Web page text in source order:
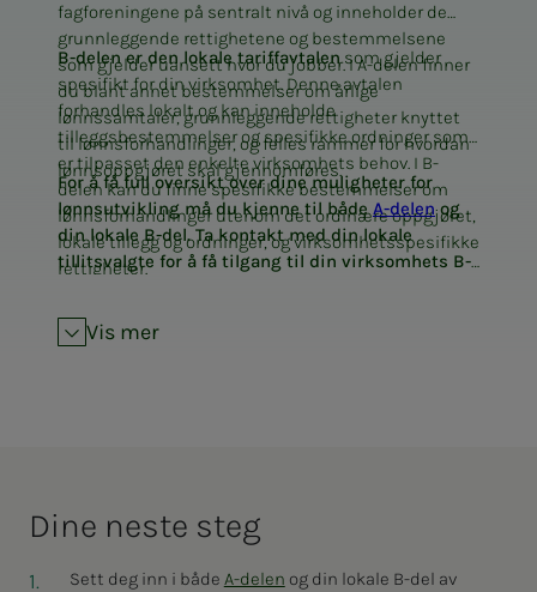
fagforeningene på sentralt nivå og inneholder de
grunnleggende rettighetene og bestemmelsene
som gjelder uansett hvor du jobber. I A-delen finner
du blant annet bestemmelser om årlige
lønnssamtaler, grunnleggende rettigheter knyttet
til lønnsforhandlinger, og felles rammer for hvordan
lønnsoppgjøret skal gjennomføres.
B-delen er den lokale tariffavtalensom gjelder
spesifikt for din virksomhet. Denne avtalen
forhandles lokalt og kan inneholde
tilleggsbestemmelser og spesifikke ordninger som
er tilpasset den enkelte virksomhets behov. I B-
delen kan du finne spesifikke bestemmelser om
lønnsforhandlinger utenom det ordinære oppgjøret,
lokale tillegg og ordninger, og virksomhetsspesifikke
rettigheter.
For å få full oversikt over dine muligheter for
lønnsutvikling må du kjenne til bådeA-delenog
din lokale B-del. Ta kontakt med din lokale
tillitsvalgte for å få tilgang til din virksomhets B-
lønnsforhandlingsmuligheter.
Vis mer
Dine nes­­­te steg
Sett deg inn i både A-delen og din lokale B-del av